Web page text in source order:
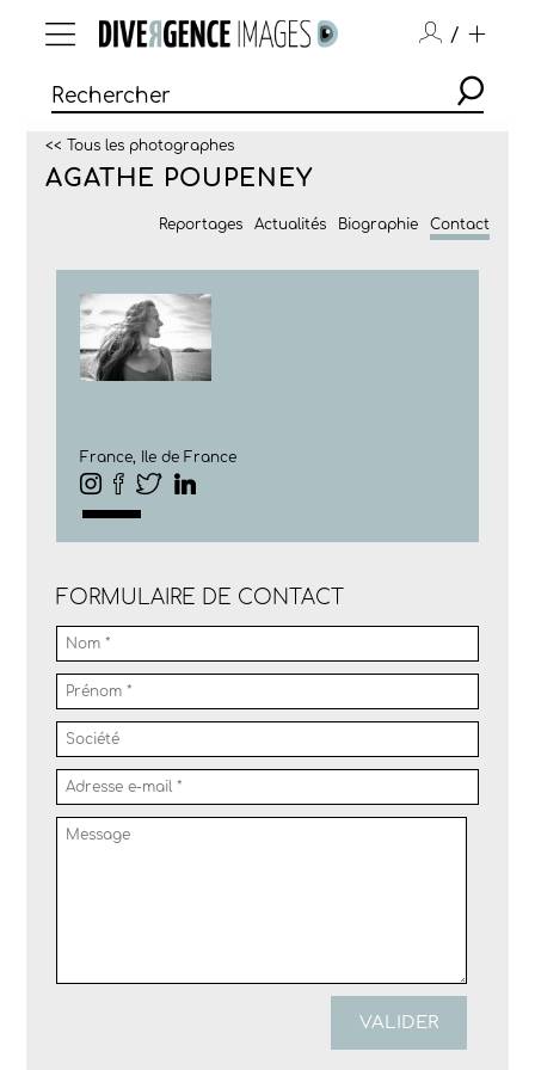
/
<< Tous les photographes
AGATHE POUPENEY
Reportages Actualités Biographie Contact
VALIDER
FORMULAIRE DE CONTACT
France, Ile de France